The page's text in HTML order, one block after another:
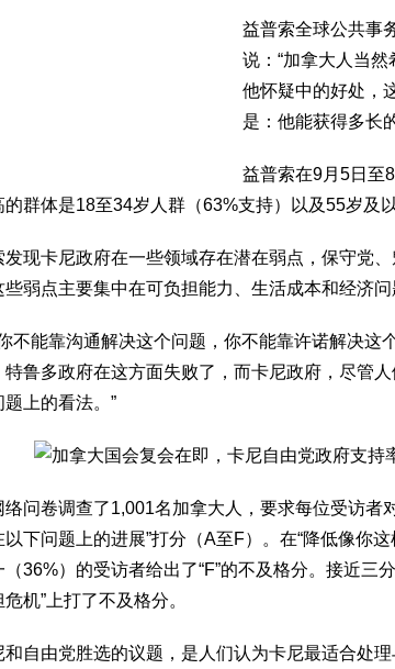
益普索全球公共事
说：“加拿大人当
他怀疑中的好处，
是：他能获得多长
益普索在9月5日至
的群体是18至34岁人群（63%支持）以及55岁及
现卡尼政府在一些领域存在潜在弱点，保守党
弱点主要集中在可负担能力、生活成本和经济问
不能靠沟通解决这个问题，你不能靠许诺解决这
特鲁多政府在这方面失败了，而卡尼政府，尽管
上的看法。”
问卷调查了1,001名加拿大人，要求每位受访者
下问题上的进展”打分（A至F）。在“降低像你这
36%）的受访者给出了“F”的不及格分。接近三
机”上打了不及格分。
自由党胜选的议题，是人们认为卡尼最适合处理